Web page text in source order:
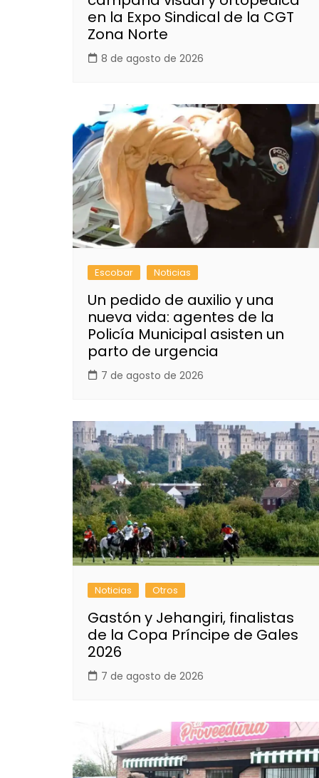
en la Expo Sindical de la CGT
Zona Norte
8 de agosto de 2026
Escobar Noticias
Un pedido de auxilio y una
nueva vida: agentes de la
Policía Municipal asisten un
parto de urgencia
7 de agosto de 2026
Noticias Otros
Gastón y Jehangiri, finalistas
de la Copa Príncipe de Gales
2026
7 de agosto de 2026